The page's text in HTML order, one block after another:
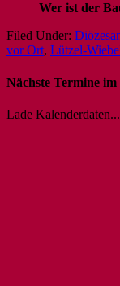
Wer ist der
Filed Under:
vor Ort, Lützel-
Nächste Termine
Lade Kalenderdaten...